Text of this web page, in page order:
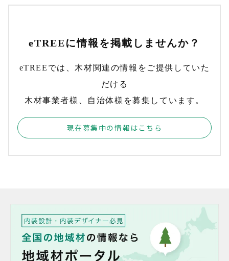
eTREEに情報を掲載しませんか？
eTREEでは、木材関連の情報をご提供していた
だける
木材事業者様、自治体様を募集しています。
現在募集中の情報はこちら